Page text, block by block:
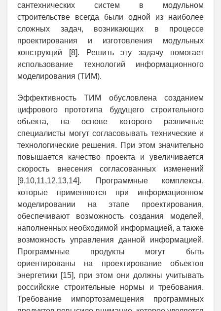
сантехнических систем в модульном
строительстве всегда были одной из наиболее
сложных задач, возникающих в процессе
проектирования и изготовления модульных
конструкций [8]. Решить эту задачу помогает
использование технологий информационного
моделирования (ТИМ).
Эффективность ТИМ обусловлена созданием
цифрового прототипа будущего строительного
объекта, на основе которого различные
специалисты могут согласовывать технические и
технологические решения. При этом значительно
повышается качество проекта и увеличивается
скорость внесения согласованных изменений
[9,10,11,12,13,14]. Программные комплексы,
которые применяются при информационном
моделировании на этапе проектирования,
обеспечивают возможность создания моделей,
наполненных необходимой информацией, а также
возможность управления данной информацией.
Программные продукты могут быть
ориентированы на проектирование объектов
энергетики [15], при этом они должны учитывать
российские строительные нормы и требования.
Требование импортозамещения программных